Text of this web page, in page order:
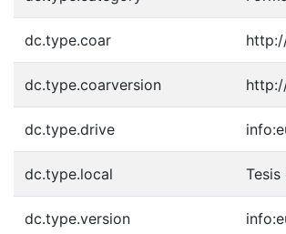
dc.type.coar
dc.type.coarversion
dc.type.drive
dc.type.local
dc.type.version